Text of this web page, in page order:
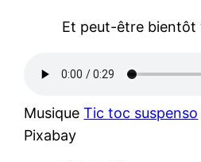
Et peut-être bientôt
MusiqueTic toc suspenso
Pixabay